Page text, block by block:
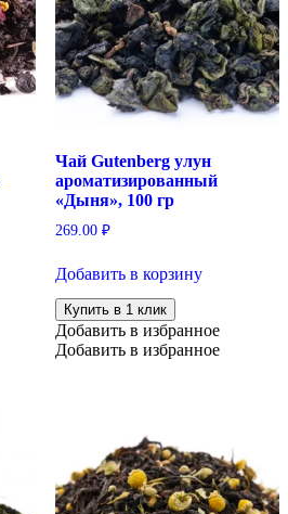
Чай Gutenberg улун
ароматизированный
«Дыня», 100 гр
269.00 ₽
Добавить в корзину
Купить в 1 клик
Добавить в избранное
Добавить в избранное